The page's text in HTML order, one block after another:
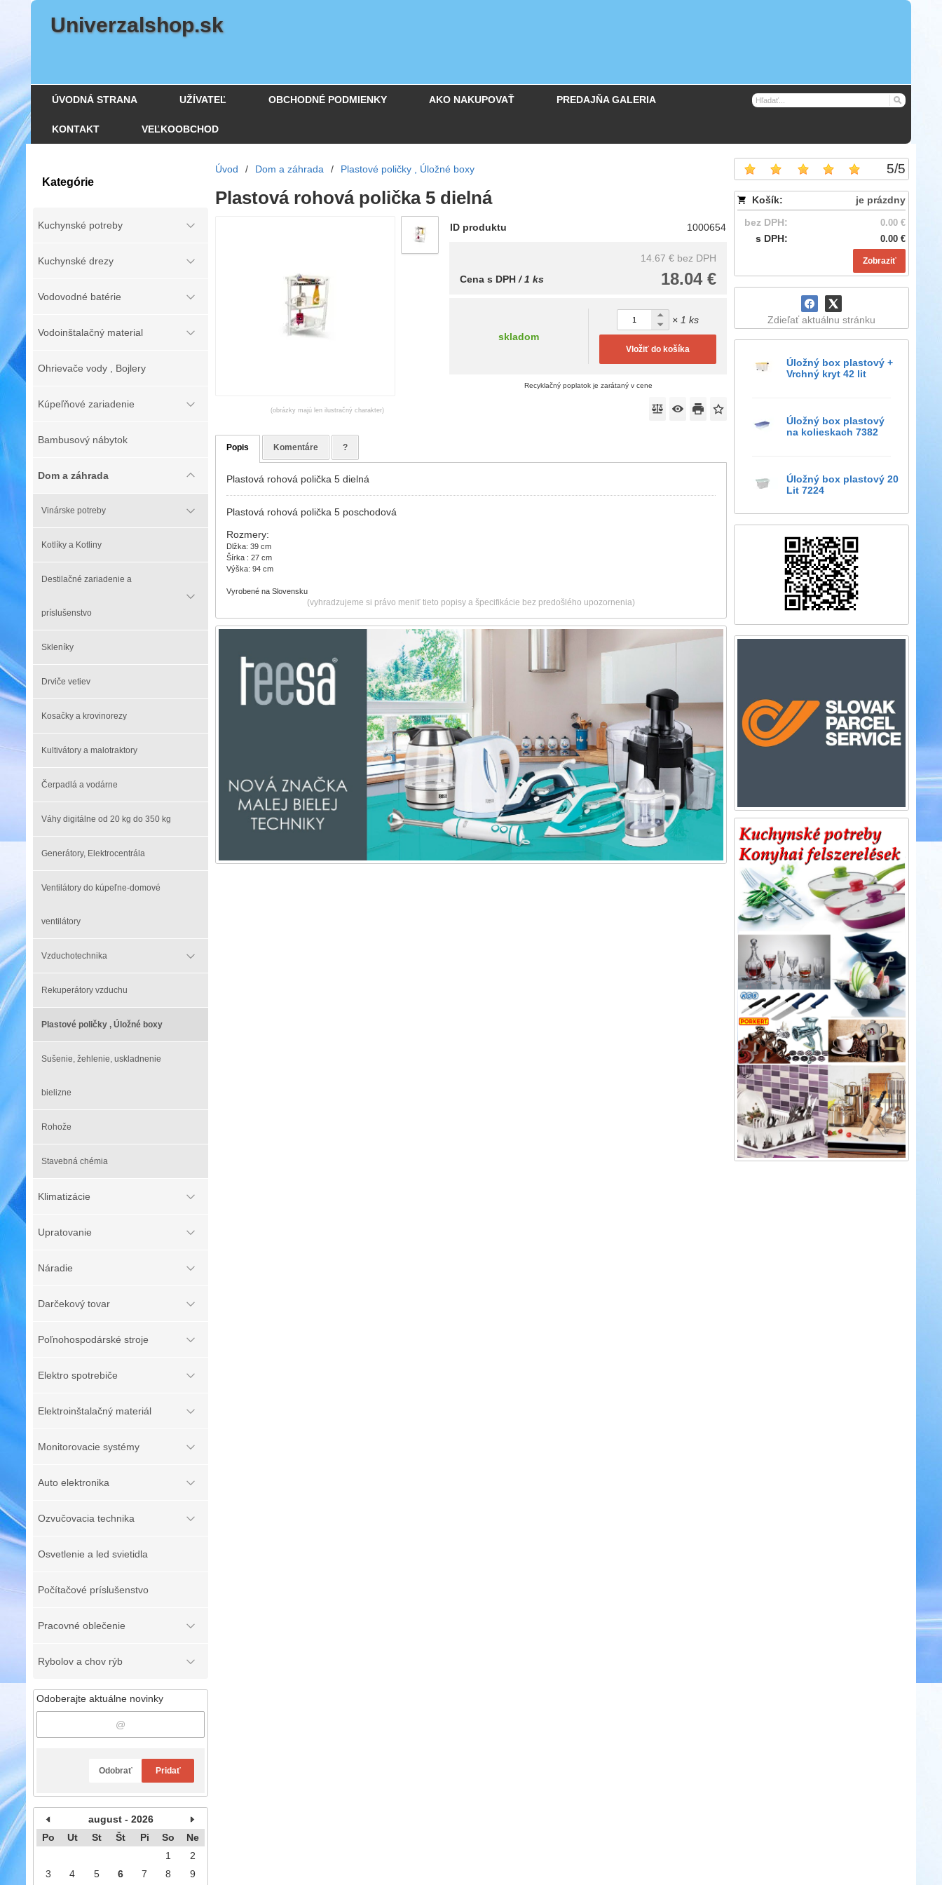
Univerzalshop.sk
ÚVODNÁ STRANA UŽÍVATEĽ OBCHODNÉ PODMIENKY AKO NAKUPOVAŤ PREDAJŇA GALERIA
KONTAKT VEĽKOOBCHOD
Kategórie
Kuchynské potreby
Kuchynské drezy
Vodovodné batérie
Vodoinštalačný material
Ohrievače vody , Bojlery
Kúpeľňové zariadenie
Bambusový nábytok
Dom a záhrada
Vinárske potreby
Kotlíky a Kotliny
Destilačné zariadenie a
príslušenstvo
Skleníky
Drviče vetiev
Kosačky a krovinorezy
Kultivátory a malotraktory
Čerpadlá a vodárne
Váhy digitálne od 20 kg do 350 kg
Generátory, Elektrocentrála
Ventilátory do kúpeľne-domové
ventilátory
Vzduchotechnika
Rekuperátory vzduchu
Plastové poličky , Úložné boxy
Sušenie, žehlenie, uskladnenie
bielizne
Rohože
Stavebná chémia
Klimatizácie
Upratovanie
Náradie
Darčekový tovar
Poľnohospodárské stroje
Elektro spotrebiče
Elektroinštalačný materiál
Monitorovacie systémy
Auto elektronika
Ozvučovacia technika
Osvetlenie a led svietidla
Počítačové príslušenstvo
Pracovné oblečenie
Rybolov a chov rýb
Odoberajte aktuálne novinky
Odobrať Pridať
august - 2026
Po
Ut St Št Pi So
Ne
1
2
3
4 5 6 7 8 9
5/5
Košík:
je prázdny
bez DPH:
0.00 €
s DPH: 0.00 €
Zobraziť
Zdieľať aktuálnu stránku
Úložný box plastový +
Vrchný kryt 42 lit
Úložný box plastový
na kolieskach 7382
Úložný box plastový 20
Lit 7224
Úvod / Dom a záhrada / Plastové poličky , Úložné boxy
Plastová rohová polička 5 dielná
(obrázky majú len ilustračný charakter)
ID produktu 1000654
14.67 € bez DPH
18.04 €
Cena s DPH / 1 ks
skladom
× 1 ks
Vložiť do košíka
Recyklačný poplatok je zarátaný v cene
Popis Komentáre ?
Plastová rohová polička 5 dielná
Plastová rohová polička 5 poschodová
Rozmery:
Dlžka: 39 cm
Šírka : 27 cm
Výška: 94 cm
Vyrobené na Slovensku
(vyhradzujeme si právo meniť tieto popisy a špecifikácie bez predošlého upozornenia)